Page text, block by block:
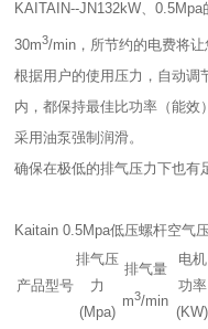
KAITAIN--JN132kW、
30m3/min，所节约的电费将让
根据用户的使用压力，自动调
内，都保持最佳比功率（能效
采用油泵强制润滑。
确保在极低的排气压力下也有
Kaitain 0.5Mpa低压螺杆空气
产品型号
排气压
力
(Mpa)
排气量
m3/min
电机
功率
(KW)